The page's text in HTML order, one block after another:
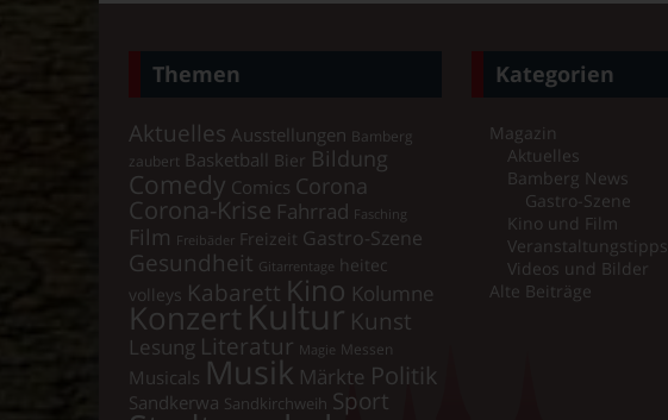
Themen
Aktuelles Ausstellungen Bamberg
zaubert Basketball Bier Bildung
Comedy Comics Corona
Corona-Krise Fahrrad Fasching
Film Freibäder Freizeit Gastro-Szene
Gesundheit Gitarrentage heitec
volleys Kabarett Kino Kolumne
Konzert Kultur Kunst
Lesung Literatur Magie Messen
Musicals Musik Märkte Politik
Sandkerwa Sandkirchweih Sport
Kategorien
Magazin
Aktuelles
Bamberg News
Gastro-Szene
Kino und Film
Veranstaltungstipps
Videos und Bilder
Alte Beiträge